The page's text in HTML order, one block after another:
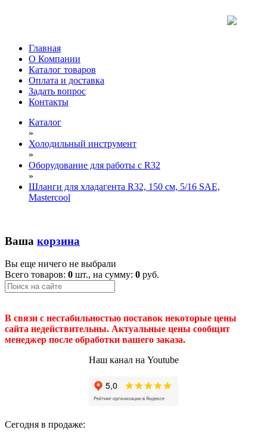
Главная
О Компании
Каталог товаров
Оплата и доставка
Задать вопрос
Контакты
Каталог
»
Холодильный инструмент
»
Оборудование для работы с R32
»
Шланги для хладагента R32, 150 см, 5/16 SAE,
Mastercool
Ваша корзина
Вы еще ничего не выбрали
Всего товаров: 0 шт., на сумму: 0 руб.
В связи с нестабильностью поставок некоторые цены
сайта недействительны. Актуальные цены сообщит
менеджер после обработки вашего заказа.
Наш канал на Youtube
Сегодня в продаже: